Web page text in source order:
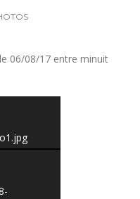
06/08/17 entre minuit